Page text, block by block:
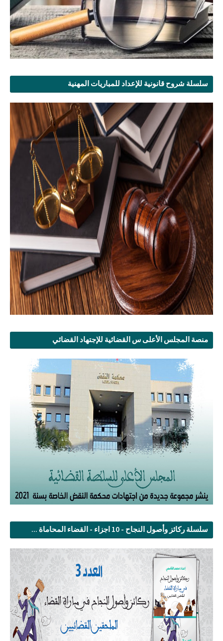
سلسلة شروح قانونية للإعداد للمباريات المهنية
منصة المجلس الأعلى س القضائية للإجتهاد القضائي
سلسلة ركائز وأصول النجاح - 10 اجزاء - القضاء المحاماة ...